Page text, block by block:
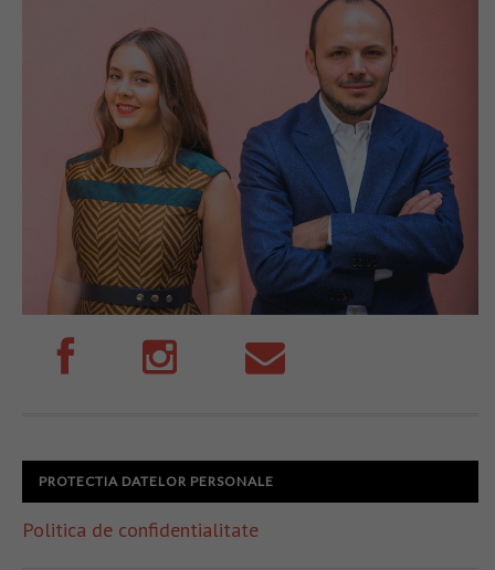
PROTECTIA DATELOR PERSONALE
Politica de confidentialitate